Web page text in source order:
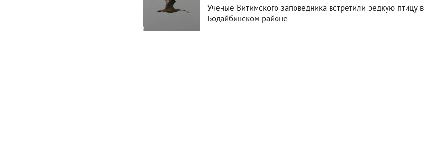
Ученые Витимского заповедника встретили редкую птицу в
Бодайбинском районе